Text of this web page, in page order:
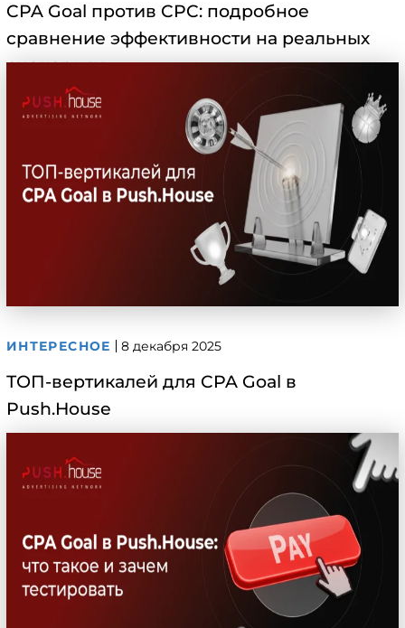
CPA Goal против CPC: подробное
сравнение эффективности на реальных
сценариях
ИНТЕРЕСНОЕ 8 декабря 2025
ТОП-вертикалей для CPA Goal в
Push.House